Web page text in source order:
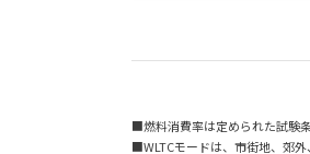
■燃料消費率は定められた試験
■WLTCモードは、市街地、郊